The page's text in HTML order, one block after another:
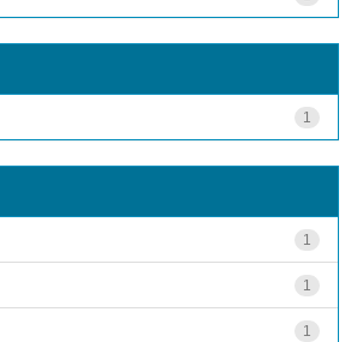
1
1
1
1